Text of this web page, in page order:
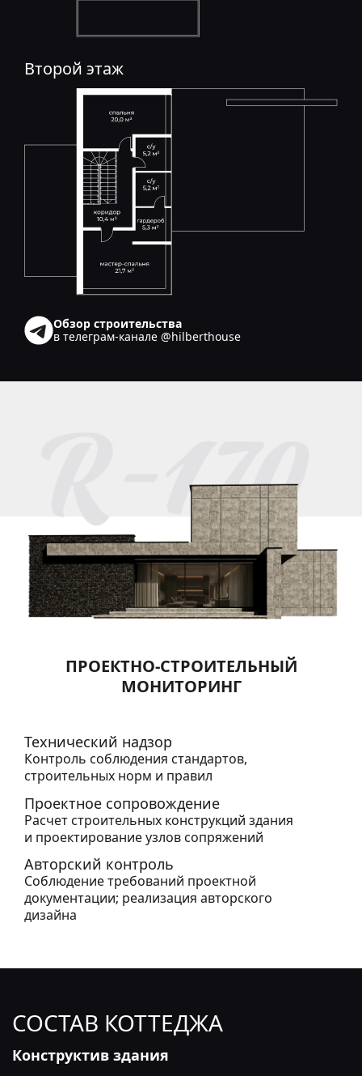
Второй этаж
Обзор строительства
в телеграм-канале @hilberthouse
ПРОЕКТНО-СТРОИТЕЛЬНЫЙ
МОНИТОРИНГ
Технический надзор
Контроль соблюдения стандартов,
строительных норм и правил
Проектное сопровождение
Расчет строительных конструкций здания
и проектирование узлов сопряжений
Авторский контроль
Соблюдение требований проектной
документации; реализация авторского
дизайна
СОСТАВ КОТТЕДЖА
Конструктив здания